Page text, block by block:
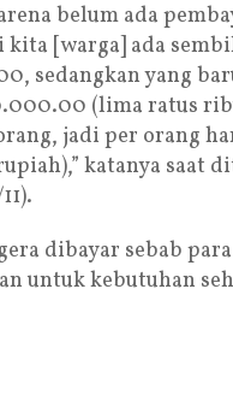
belum ada
[warga] ada
sedangkan yang
(lima ratus
jadi per orang
katanya saat
dibayar sebab
untuk kebutuhan